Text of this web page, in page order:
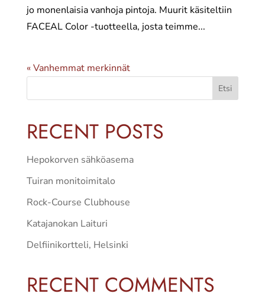
jo monenlaisia vanhoja pintoja. Muurit käsiteltiin
FACEAL Color -tuotteella, josta teimme...
« Vanhemmat merkinnät
Etsi
RECENT POSTS
Hepokorven sähköasema
Tuiran monitoimitalo
Rock-Course Clubhouse
Katajanokan Laituri
Delfiinikortteli, Helsinki
RECENT COMMENTS